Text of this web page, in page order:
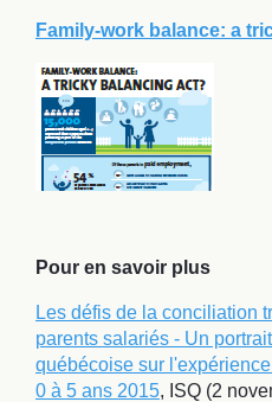
Family-work balance: a
Pour en savoir plus
Les défis de la conciliation
parents salariés - Un
québécoise sur
0 à 5 ans 2015, ISQ (2